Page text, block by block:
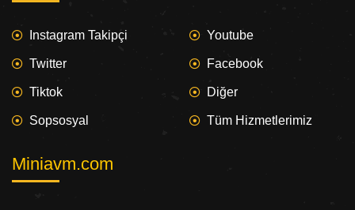
Instagram Takipçi
Twitter
Tiktok
Sopsosyal
Youtube
Facebook
Diğer
Tüm Hizmetlerimiz
Miniavm.com